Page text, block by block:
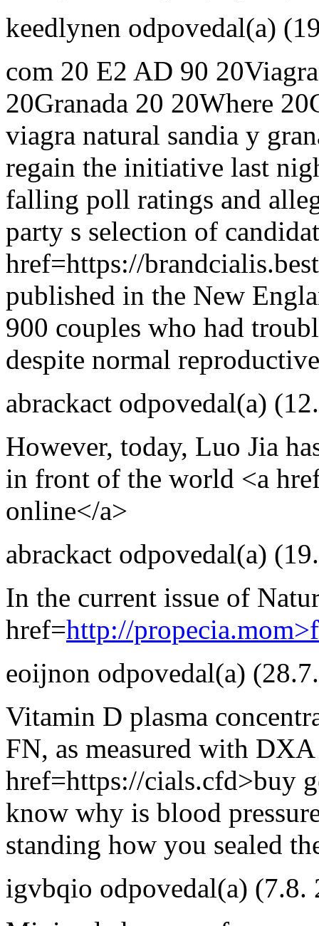
keedlynen odpovedal(a)
com 20 E2 AD 90
20Granada 20 20Where
viagra natural sandia y
regain the initiative last
falling poll ratings and
party s selection of
href=https://
published in the New
900 couples who had
despite normal
abrackact odpovedal(a)
However, today, Luo Jia
in front of the world <a
online</a>
abrackact odpovedal(a)
In the current issue of
href=http://
eoijnon odpovedal(a)
Vitamin D plasma
FN, as measured with DXA
href=https://cials.cfd>buy
know why is blood
standing how you sealed
igvbqio odpovedal(a) (7.8.